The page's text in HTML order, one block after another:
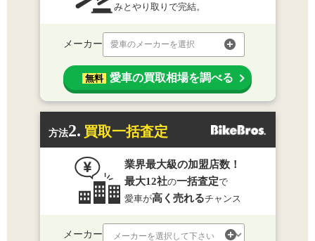
みとやり取りで完結。
メーカー 愛車のメーカーを選択
無料 愛車の買取相場を調べる
方法2. 買取一括査定
業界最大級の加盟店数！
最大12社の一括査定で
愛車が高く売れるチャンス
メーカー